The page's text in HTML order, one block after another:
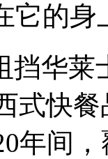
它的
挡华莱
式快
年间